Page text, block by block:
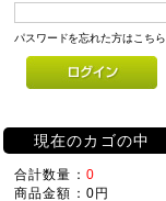
パスワードを忘れた方はこちら
現在のカゴの中
合計数量： 0
商品金額： 0円